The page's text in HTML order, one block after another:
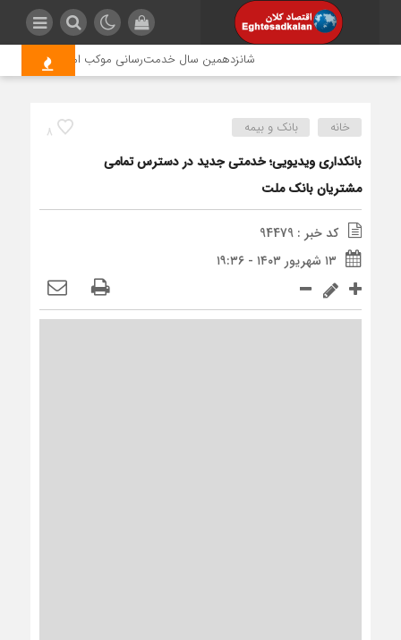
شانزدهمین سال خدمت‌رسانی موکب امام رضا (ع)
8 خانه بانک و بیمه
بانکداری ویدیویی؛ خدمتی جدید در دسترس تمامی
مشتریان بانک ملت
کد خبر : 94479
۱۳ شهریور ۱۴۰۳ - ۱۹:۳۶